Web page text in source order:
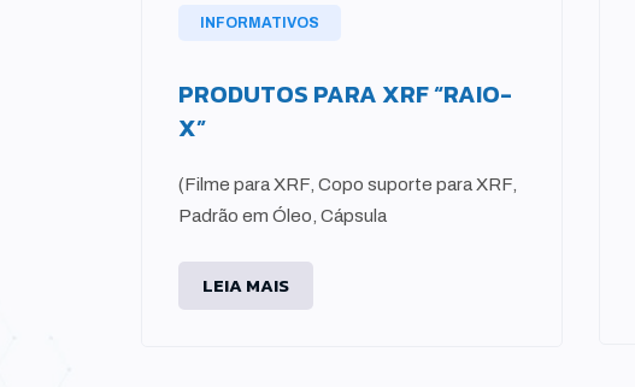
INFORMATIVOS
PRODUTOS PARA XRF “RAIO-
X”
(Filme para XRF, Copo suporte para XRF,
Padrão em Óleo, Cápsula
LEIA MAIS